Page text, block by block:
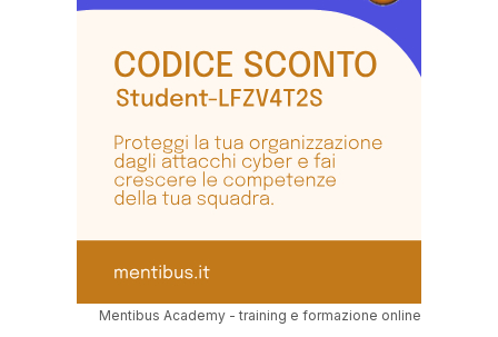
Mentibus Academy - training e formazione online